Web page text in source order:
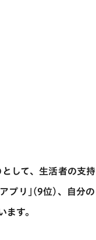
して、生活者の支持
プリ｣(9位)、自分の
ます。